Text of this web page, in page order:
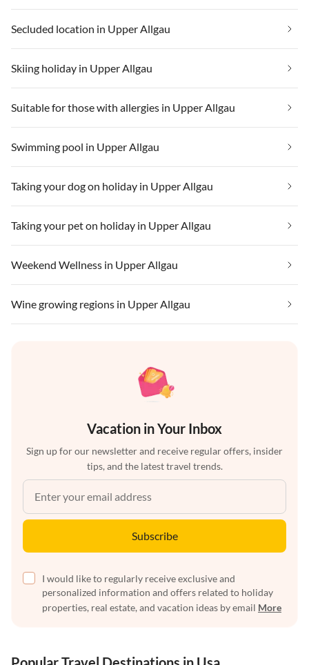
Secluded location in Upper Allgau
Skiing holiday in Upper Allgau
Suitable for those with allergies in Upper Allgau
Swimming pool in Upper Allgau
Taking your dog on holiday in Upper Allgau
Taking your pet on holiday in Upper Allgau
Weekend Wellness in Upper Allgau
Wine growing regions in Upper Allgau
Vacation in Your Inbox
Sign up for our newsletter and receive regular offers, insider
tips, and the latest travel trends.
Subscribe
I would like to regularly receive exclusive and
personalized information and offers related to holiday
properties, real estate, and vacation ideas by email More